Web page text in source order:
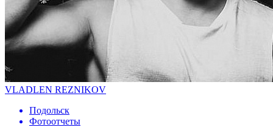
VLADLEN REZNIKOV
Подольск
Фотоотчеты